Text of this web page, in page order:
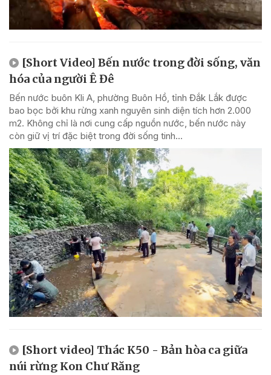
[Short Video] Bến nước trong đời sống, văn
hóa của người Ê Đê
Bến nước buôn Kli A, phường Buôn Hồ, tỉnh Đắk Lắk được
bao bọc bởi khu rừng xanh nguyên sinh diện tích hơn 2.000
m2. Không chỉ là nơi cung cấp nguồn nước, bến nước này
còn giữ vị trí đặc biệt trong đời sống tinh...
[Short video] Thác K50 - Bản hòa ca giữa
núi rừng Kon Chư Răng